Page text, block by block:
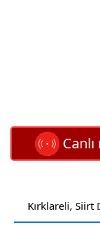
Canlı
Kırklareli, Siirt